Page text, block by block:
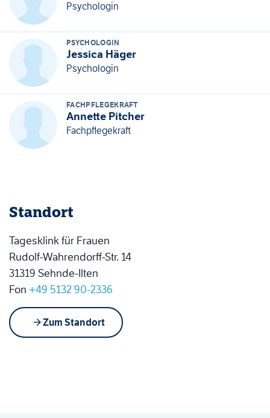
Psychologin
PSYCHOLOGIN
Jessica Häger
Psychologin
FACHPFLEGEKRAFT
Annette Pitcher
Fachpflegekraft
Standort
Tagesklink für Frauen
Rudolf-Wahrendorff-Str. 14
31319 Sehnde-Ilten
Fon +49 5132 90-2336
Zum Standort